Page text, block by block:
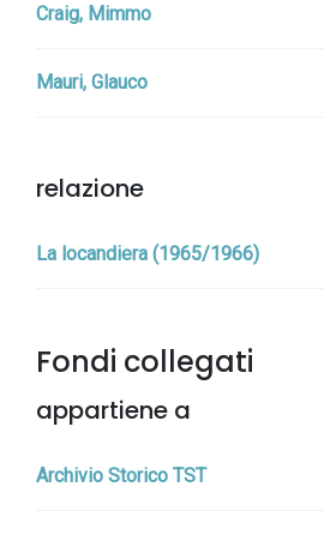
Craig, Mimmo
Mauri, Glauco
relazione
La locandiera (1965/1966)
Fondi collegati
appartiene a
Archivio Storico TST